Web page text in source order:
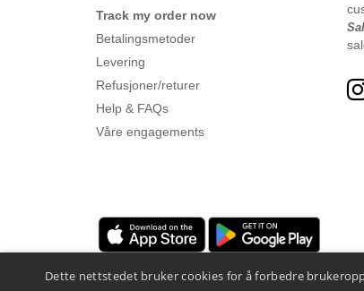
Track my order now
Betalingsmetoder
Levering
Refusjoner/returer
Help & FAQs
Våre engagements
Dette nettstedet bruker cookies for å forbedre